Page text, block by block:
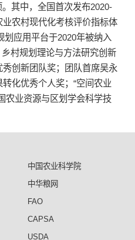
其中，全国首次发布2020-
农村现代化考核评价指标体
划应用平台于2020年被纳入
村规划理论与方法研究创新
创新团队奖；团队首席吴永
化优秀个人奖；“空间农业
农业资源与区划学会科学技
中国农业科学院
中华粮网
FAO
CAPSA
USDA